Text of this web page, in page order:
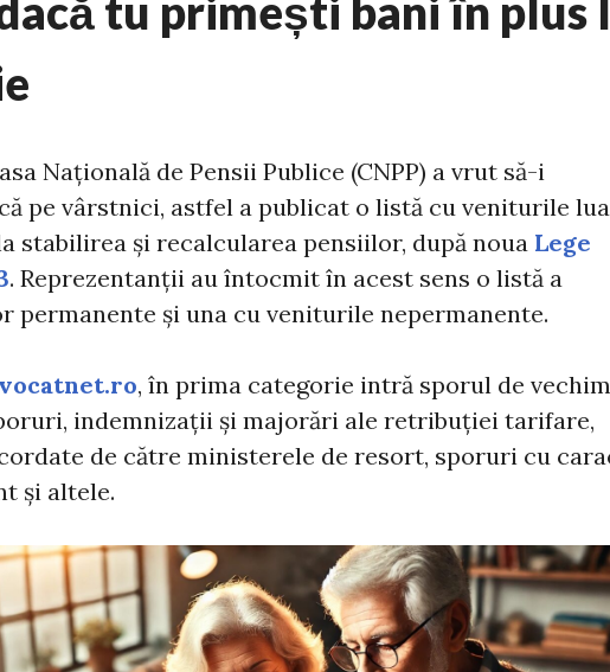
tu primești bani în plus
Națională de Pensii Publice (CNPP) a vrut să-i
pe vârstnici, astfel a publicat o listă cu veniturile
stabilirea și recalcularea pensiilor, după noua Lege
. Reprezentanții au întocmit în acest sens o listă a
permanente și una cu veniturile nepermanente.
, în prima categorie intră sporul de
indemnizaţii şi majorări ale retribuţiei tarifare,
de către ministerele de resort, sporuri cu
și altele.